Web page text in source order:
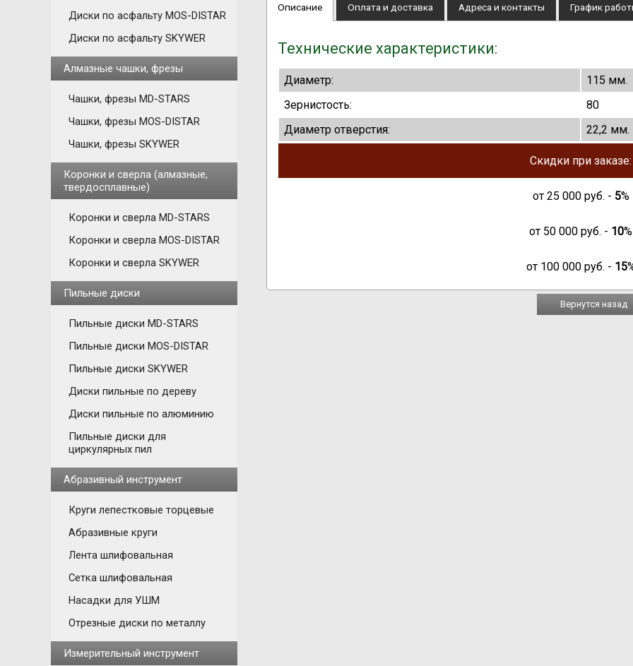
Диски по асфальту MOS-DISTAR
Диски по асфальту SKYWER
Алмазные чашки, фрезы
Чашки, фрезы MD-STARS
Чашки, фрезы MOS-DISTAR
Чашки, фрезы SKYWER
Коронки и сверла (алмазные,
твердосплавные)
Коронки и сверла MD-STARS
Коронки и сверла MOS-DISTAR
Коронки и сверла SKYWER
Пильные диски
Пильные диски MD-STARS
Пильные диски MOS-DISTAR
Пильные диски SKYWER
Диски пильные по дереву
Диски пильные по алюминию
Пильные диски для
циркулярных пил
Абразивный инструмент
Круги лепестковые торцевые
Абразивные круги
Лента шлифовальная
Сетка шлифовальная
Насадки для УШМ
Отрезные диски по металлу
Измерительный инструмент
Описание Оплата и доставка Адреса и контакты График
Технические характеристики:
Диаметр:
115 мм.
Зернистость:
80
Диаметр отверстия:
22,2 мм.
Скидки при заказе:
от 25 000руб. - 5%
от 50 000 руб. - 10%
от 100 000руб. - 15
Вернутся назад